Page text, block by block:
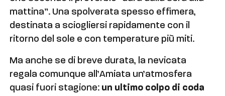
mattina”. Una spolverata spesso effimera,
destinata a sciogliersi rapidamente con il
ritorno del sole e con temperature più miti.
Ma anche se di breve durata, la nevicata
regala comunque all’Amiata un’atmosfera
quasi fuori stagione: un ultimo colpo di coda